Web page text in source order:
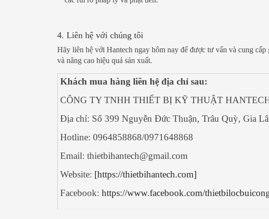
4. Liên hệ với chúng tôi
Hãy liên hệ với Hantech ngay hôm nay để được tư vấn và cung
và nâng cao hiệu quả sản xuất.
Khách mua hàng liên hệ địa chỉ sau:
CÔNG TY TNHH THIẾT BỊ KỸ THUẬT
Địa chỉ: Số 399 Nguyễn Đức Thuận, Trâu Quỳ, Gia
Hotline: 0964858868/0971648868
Email: thietbihantech@gmail.com
Website: [https://thietbihantech.com]
Facebook: https://www.facebook.com/